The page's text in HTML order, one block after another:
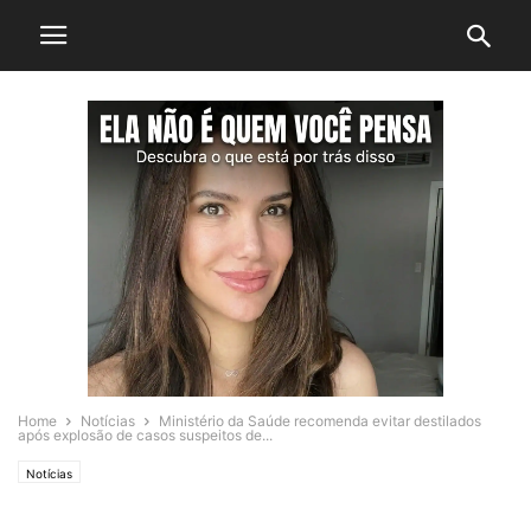
Home Notícias
Ministério da Saúde recomenda evitar destilados
após explosão de casos suspeitos de...
Notícias